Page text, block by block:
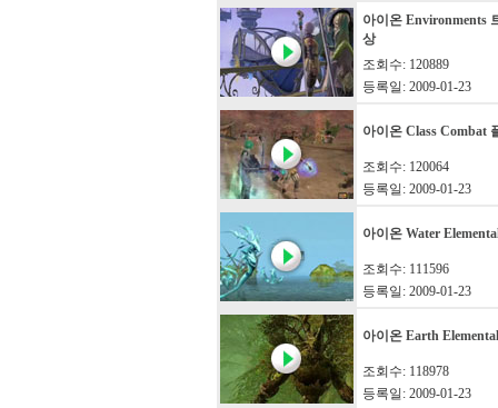
아이온 Environments
상
조회수: 120889
등록일: 2009-01-23
아이온 Class Combat
조회수: 120064
등록일: 2009-01-23
아이온 Water
조회수: 111596
등록일: 2009-01-23
아이온 Earth
조회수: 118978
등록일: 2009-01-23